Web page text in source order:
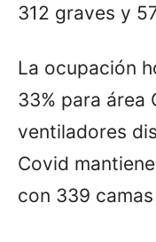
312 graves y
La ocupación
33% para área
ventiladores
Covid
con 339